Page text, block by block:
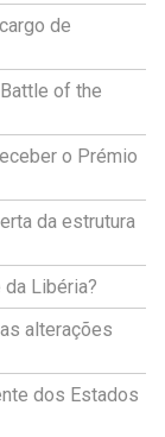
de
of the
o Prémio
da estrutura
Libéria?
alterações
dos Estados